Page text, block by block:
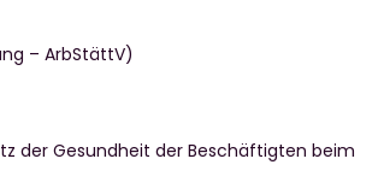
– ArbStättV)
der Gesundheit der Beschäftigten beim